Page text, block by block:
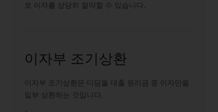
로 이자를 상당히 절약할 수 있습니다.
이자부 조기상환
이자부 조기상환은 디딤돌 대출 원리금 중 이자만을
일부 상환하는 것입니다.